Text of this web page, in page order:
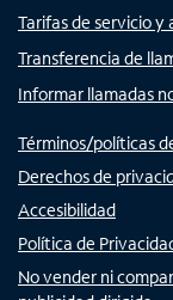
Tarifas de servicio y
Transferencia de
Informar llamadas
Términos/políticas
Derechos de
Accesibilidad
Política de
No vender ni